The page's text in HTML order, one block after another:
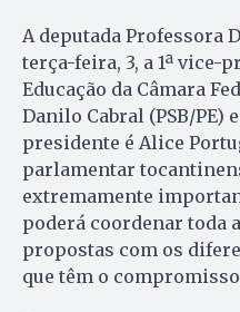
A deputada Professora
terça-feira, 3, a 1ª vice-
Educação da Câmara
Danilo Cabral (PSB/PE)
presidente é Alice
parlamentar
extremamente
poderá coordenar toda
propostas com os
que têm o